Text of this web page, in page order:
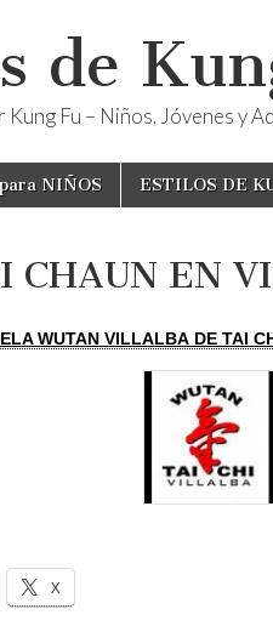
de
Fu – Niños, Jóvenes y
NIÑOS ESTILOS DE
CHAUN EN
WUTAN VILLALBA DE TAI
X